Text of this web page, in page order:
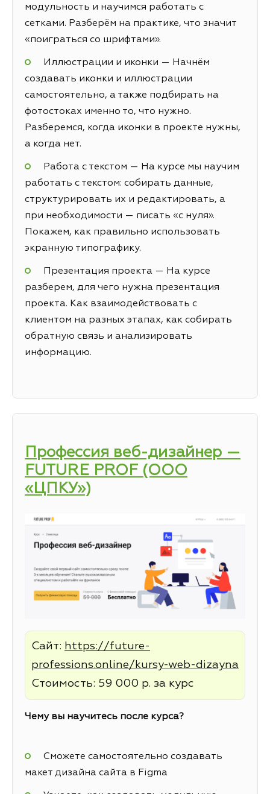
модульность и научимся работать с
сетками. Разберём на практике, что значит
«поиграться со шрифтами».
Иллюстрации и иконки — Начнём
создавать иконки и иллюстрации
самостоятельно, а также подбирать на
фотостоках именно то, что нужно.
Разберемся, когда иконки в проекте нужны,
а когда нет.
Работа с текстом — На курсе мы научим
работать с текстом: собирать данные,
структурировать их и редактировать, а
при необходимости — писать «с нуля».
Покажем, как правильно использовать
экранную типографику.
Презентация проекта — На курсе
разберем, для чего нужна презентация
проекта. Как взаимодействовать с
клиентом на разных этапах, как собирать
обратную связь и анализировать
информацию.
Профессия веб-дизайнер —
FUTURE PROF (ООО
«ЦПКУ»)
Сайт: https://future-
professions.online/kursy-web-dizayna
Стоимость: 59 000 р. за курс
Чему вы научитесь после курса?
Сможете самостоятельно создавать
макет дизайна сайта в Figma